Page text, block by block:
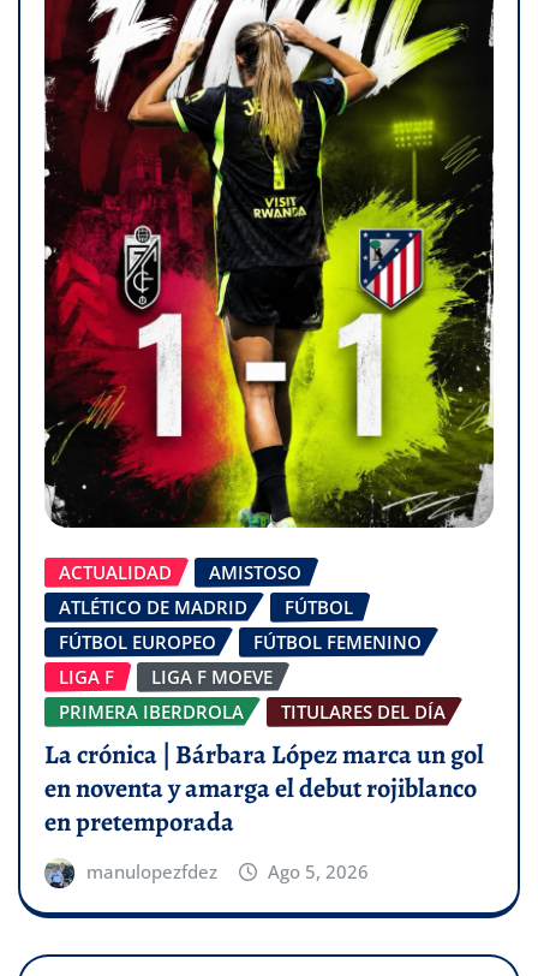
ACTUALIDAD
AMISTOSO
ATLÉTICO DE MADRID
FÚTBOL
FÚTBOL EUROPEO
FÚTBOL FEMENINO
LIGA F
LIGA F MOEVE
PRIMERA IBERDROLA
TITULARES DEL DÍA
La crónica | Bárbara López marca un gol
en noventa y amarga el debut rojiblanco
en pretemporada
manulopezfdez Ago 5, 2026